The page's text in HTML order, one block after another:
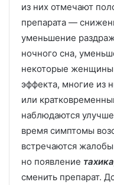
из них отмечают
препарата —
уменьшение
ночного сна,
некоторые женщины
эффекта, многие из
или
наблюдаются
время симптомы
встречаются
но появление
сменить препарат.